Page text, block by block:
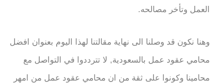
العمل وتأخر مصالحه.
وهنا نكون قد وصلنا الى نهاية مقالتنا لهذا اليوم بعنوان افضل
محامي عقود عمل بالسعودية, لا تترددوا في التواصل مع
محامينا وكونوا على ثقة من ان محامي عقود عمل من امهر